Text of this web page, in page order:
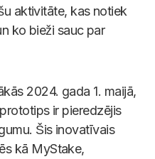
aktivitāte, kas notiek
ko bieži sauc par
2024. gada 1. maijā,
ir pieredzējis
Šis inovatīvais
kā MyStake,